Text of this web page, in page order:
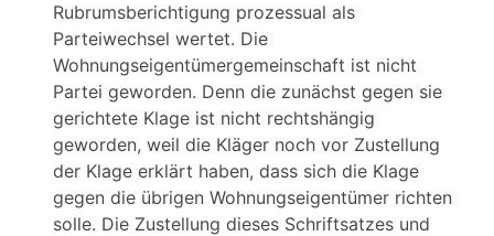
Rubrumsberichtigung prozessual als
Parteiwechsel wertet. Die
Wohnungseigentümergemeinschaft ist nicht
Partei geworden. Denn die zunächst gegen sie
gerichtete Klage ist nicht rechtshängig
geworden, weil die Kläger noch vor Zustellung
der Klage erklärt haben, dass sich die Klage
gegen die übrigen Wohnungseigentümer richten
solle. Die Zustellung dieses Schriftsatzes und